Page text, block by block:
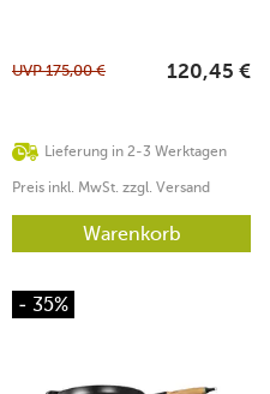
Lieferung in 2-3 Werktagen
UVP175,00 € 120,45 €
Preis inkl. MwSt. zzgl. Versand
Warenkorb
- 35%